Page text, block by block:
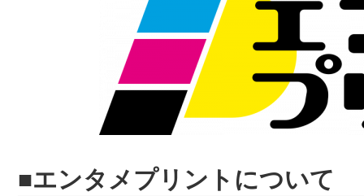
■エンタメプリントについて